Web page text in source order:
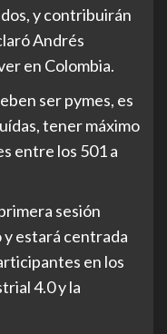
y contribuirán
Andrés
en Colombia.
ser pymes, es
tener máximo
entre los 501 a
sesión
y estará centrada
en los
4.0 y la